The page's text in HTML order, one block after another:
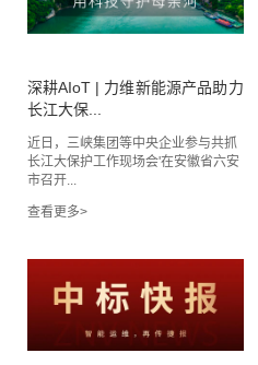
深耕AIoT | 力维新能源产品助力
长江大保...
近日，三峡集团等中央企业参与共抓
长江大保护工作现场会'在安徽省六安
市召开...